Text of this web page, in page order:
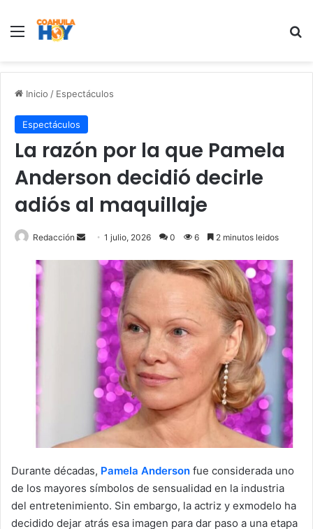
Menu
Inicio / Espectáculos
Espectáculos
La razón por la que Pamela
Anderson decidió decirle
adiós al maquillaje
Redacción 1 julio, 2026 0 6 2 minutos leidos
Durante décadas, Pamela Anderson fue considerada uno
de los mayores símbolos de sensualidad en la industria
del entretenimiento. Sin embargo, la actriz y exmodelo ha
decidido dejar atrás esa imagen para dar paso a una etapa